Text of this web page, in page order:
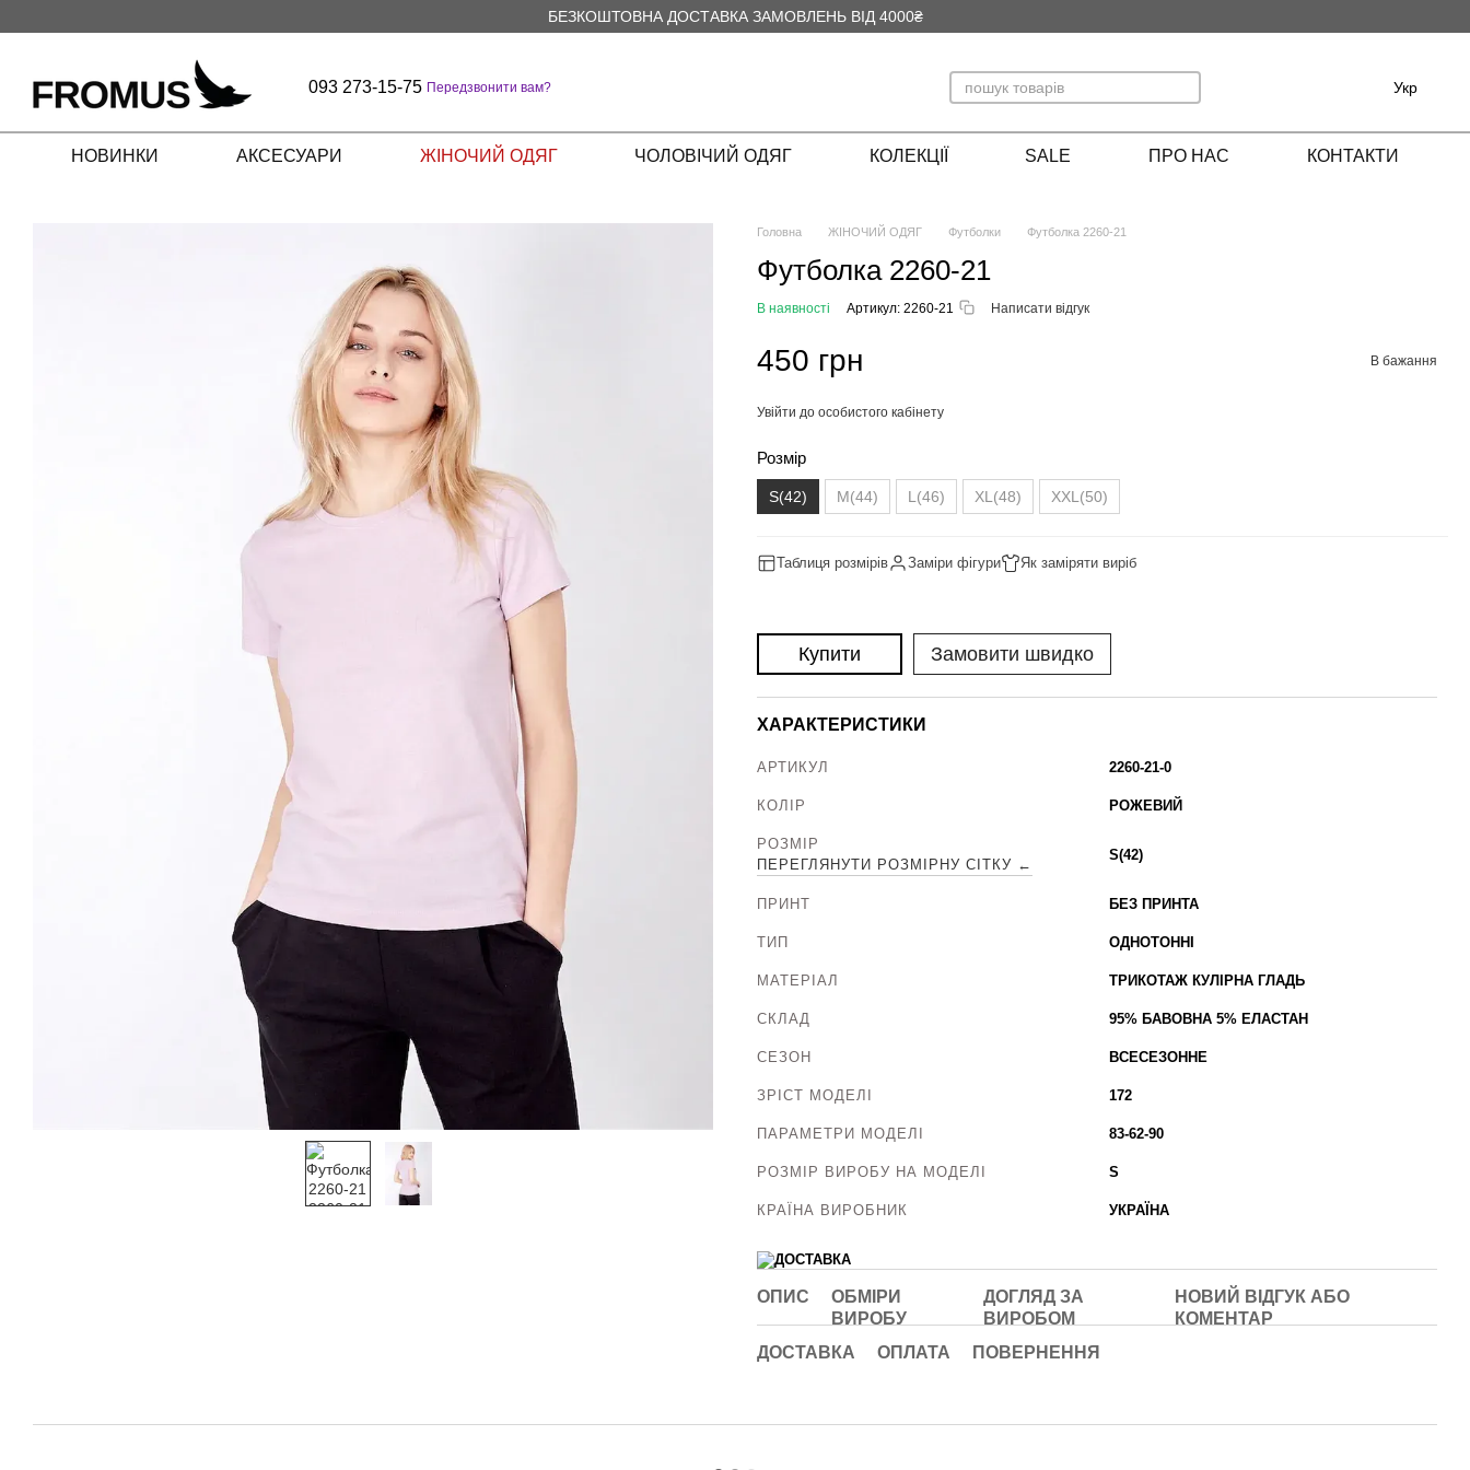
БЕЗКОШТОВНА ДОСТАВКА ЗАМОВЛЕНЬ ВІД 4000₴
093 273-15-75 Передзвонити вам? Укр
НОВИНКИ АКСЕСУАРИ ЖІНОЧИЙ ОДЯГ ЧОЛОВІЧИЙ ОДЯГ КОЛЕКЦІЇ SALE ПРО НАС КОНТАКТИ
Головна ЖІНОЧИЙ ОДЯГ Футболки Футболка 2260-21
Футболка 2260-21
В наявності Артикул: 2260-21 Написати відгук
450 грн В бажання
Увійти до особистого кабінету
Розмір
S(42) M(44) L(46) XL(48) XXL(50)
Таблиця розмірів Заміри фігури Як заміряти виріб
Купити Замовити швидко
ХАРАКТЕРИСТИКИ
АРТИКУЛ 2260-21-0
КОЛІР РОЖЕВИЙ
РОЗМІР
ПЕРЕГЛЯНУТИ РОЗМІРНУ СІТКУ ←
S(42)
ПРИНТ БЕЗ ПРИНТА
ТИП ОДНОТОННІ
МАТЕРІАЛ ТРИКОТАЖ КУЛІРНА ГЛАДЬ
СКЛАД 95% БАВОВНА 5% ЕЛАСТАН
СЕЗОН ВСЕСЕЗОННЕ
ЗРІСТ МОДЕЛІ 172
ПАРАМЕТРИ МОДЕЛІ 83-62-90
РОЗМІР ВИРОБУ НА МОДЕЛІ S
КРАЇНА ВИРОБНИК УКРАЇНА
ОПИС
ОБМІРИ
ВИРОБУ
ДОГЛЯД ЗА
ВИРОБОМ
НОВИЙ ВІДГУК АБО
КОМЕНТАР
ДОСТАВКА
ОПЛАТА ПОВЕРНЕННЯ